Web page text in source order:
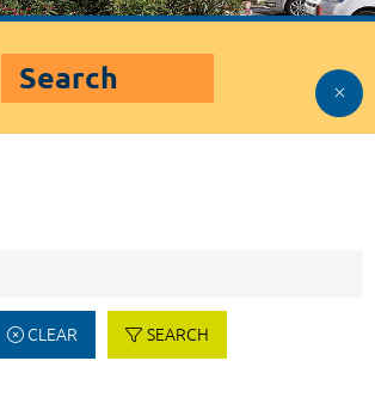
Search
CLEAR SEARCH